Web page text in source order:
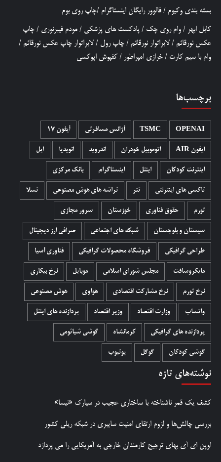
بسته بندی وکیوم / فالوور رایگان اینستاگرام /چاپ روی بوم
کابل ابهر / وام روی چک / پادکست های پزشکی / مودم فیبرنوری / چاپ
عکس نورقائم / لابراتوار نورقائم / چاپ رول / لابراتوار چاپ عکس نورقائم /
وام با سیم کارت / خرازی امپراطور / کفپوش اپوکسی
برچسب‌ها
OPENAI
TSMC آژانس مسافرتی آیفون 17
آیفون AIR اتوموبیل خودران اندروید انویدیا اپل
اینترنت کودکان اینتل اینستاگرام بانک مرکزی
تاکسی های اینترنتی تتر تراشه های هوش مصنوعی تسلا
تورم حقوق فناوری خوزستان سرور مجازی
سیستان و بلوچستان شبکه های اجتماعی صرافی ارز دیجیتال
طراحی گرافیکی فروشگاه محصولات گرافيکی فناوری آسیا
مایکروسافت مجلس شورای اسلامی موبایل نرخ بیکاری
نرخ تورم نرخ مشارکت اقتصادی هواوی هوش مصنوعی
واتساپ وزارت اقتصاد وزیر اقتصاد پردازنده های اینتل
پردازنده های گرافیکی کرمانشاه گوشی شیائومی
گوشی کودکان گوگل یوتیوب
نوشته‌های تازه
کشف یک قمر ناشناخته با ساختاری عجیب در سیارک «نیسا»
بررسی چالش‌ها و لزوم ارتقای امنیت سایبری در شبکه ریلی کشور
اوپن ای آی بهای ترجیح کارمندان خارجی به آمریکایی را می پردازد